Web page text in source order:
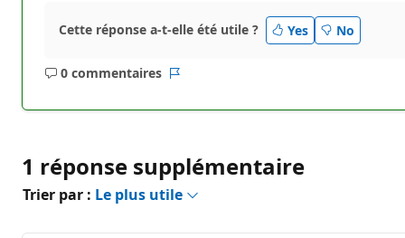
Cette réponse a-t-elle été utile ? Yes No
0 commentaires
Aucun
1 réponse supplémentaire
Trier par : Le plus utile